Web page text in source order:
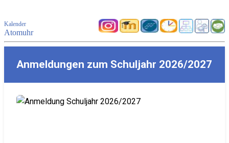
Kalender
Atomuhr
Anmeldungen zum Schuljahr 2026/2027